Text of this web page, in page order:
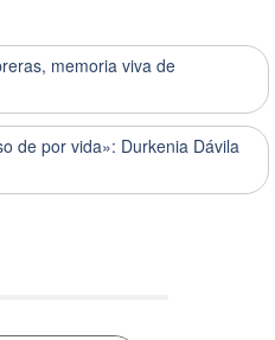
memoria viva de
de por vida»: Durkenia Dávila